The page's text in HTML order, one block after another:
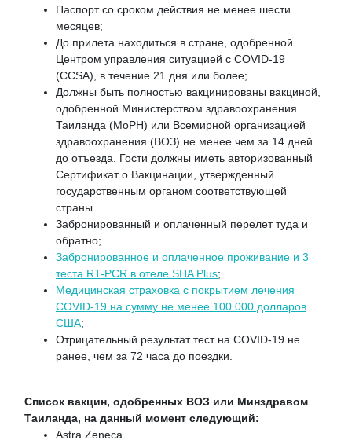
Паспорт со сроком действия не менее шести
месяцев;
До прилета находиться в стране, одобренной
Центром управления ситуацией с COVID-19
(CCSA), в течение 21 дня или более;
Должны быть полностью вакцинированы вакциной,
одобренной Министерством здравоохранения
Таиланда (MoPH) или Всемирной организацией
здравоохранения (ВОЗ) не менее чем за 14 дней
до отъезда. Гости должны иметь авторизованный
Сертификат о Вакцинации, утвержденный
государственным органом соответствующей
страны.
Забронированный и оплаченный перелет туда и
обратно;
Забронированное и оплаченное проживание и 3
теста RT-PCR в отеле SHA Plus;
Медицинская страховка с покрытием лечения
COVID-19 на сумму не менее 100 000 долларов
США;
Отрицательный результат тест на COVID-19 не
ранее, чем за 72 часа до поездки.
Список вакцин, одобренных ВОЗ или Минздравом
Таиланда, на данный момент следующий:
Astra Zeneca